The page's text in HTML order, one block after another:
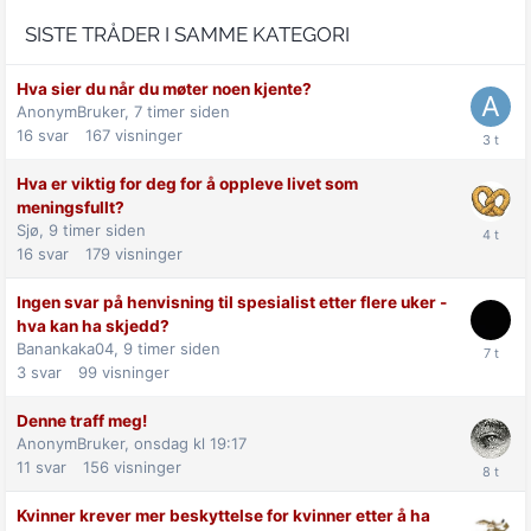
SISTE TRÅDER I SAMME KATEGORI
Hva sier du når du møter noen kjente?
AnonymBruker, 7 timer siden
16 svar 167 visninger
Hva er viktig for deg for å oppleve livet som
meningsfullt?
Sjø, 9 timer siden
16 svar 179 visninger
Ingen svar på henvisning til spesialist etter flere uker -
hva kan ha skjedd?
Banankaka04, 9 timer siden
3 svar 99 visninger
Denne traff meg!
AnonymBruker, onsdag kl 19:17
11 svar 156 visninger
Kvinner krever mer beskyttelse for kvinner etter å ha